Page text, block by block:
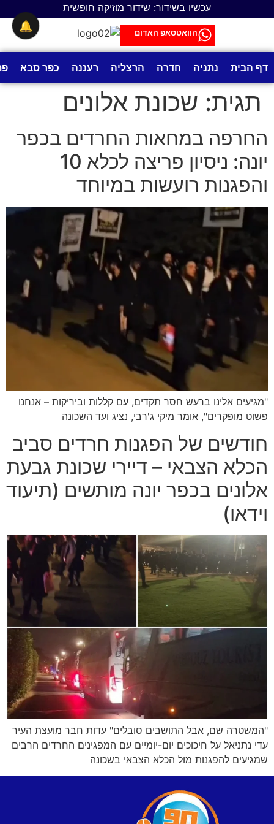
עכשיו בשידור: שידור מוזיקה חופשית
הוואטסאפ האדום
דף הבית נתניה חדרה הרצליה רעננה כפר סבא
תגית: שכונת אלונים
החרפה במחאות החרדים בכפר
יונה: ניסיון פריצה לכלא 10
והפגנות רועשות במיוחד
"מגיעים אלינו ברעש חסר תקדים, עם קללות וביריקות – אנחנו
פשוט מופקרים", אומר מיקי ג'רבי, נציג ועד השכונה
חודשים של הפגנות חרדים סביב
הכלא הצבאי – דיירי שכונת גבעת
אלונים בכפר יונה מותשים (תיעוד
וידאו)
"המשטרה שם, אבל התושבים סובלים" עדות חבר מועצת העיר
עדי נתניאל על חיכוכים יום-יומיים עם המפגינים החרדים הרבים
שמגיעים להפגנות מול הכלא הצבאי בשכונה
🔔